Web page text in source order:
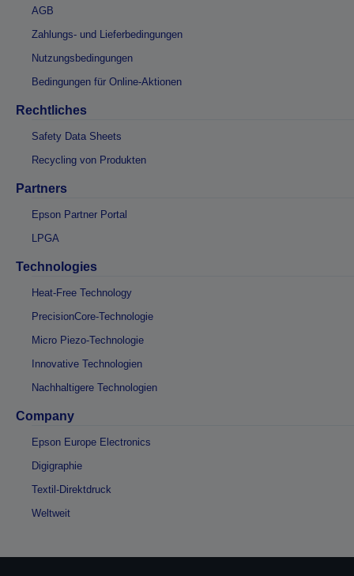
AGB
Zahlungs- und Lieferbedingungen
Nutzungsbedingungen
Bedingungen für Online-Aktionen
Rechtliches
Safety Data Sheets
Recycling von Produkten
Partners
Epson Partner Portal
LPGA
Technologies
Heat-Free Technology
PrecisionCore-Technologie
Micro Piezo-Technologie
Innovative Technologien
Nachhaltigere Technologien
Company
Epson Europe Electronics
Digigraphie
Textil-Direktdruck
Weltweit